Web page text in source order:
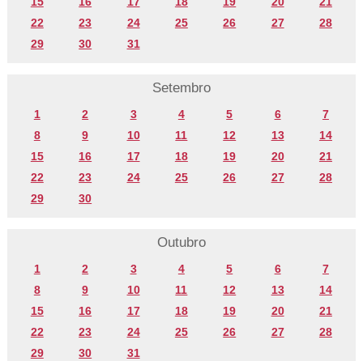
22
23 24 25 26 27
28
29
30 31
Setembro
1 2 3 4 5 6
7
8
9 10 11 12 13
14
15
16 17 18 19 20
21
22
23 24 25 26 27
28
29
30
Outubro
1 2 3 4 5 6
7
8
9 10 11 12 13
14
15
16 17 18 19 20
21
22
23 24 25 26 27
28
29
30 31